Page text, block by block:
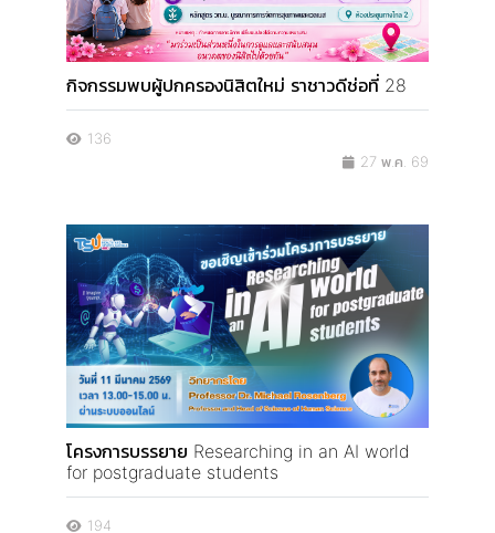
กิจกรรมพบผู้ปกครองนิสิตใหม่ ราชาวดีช่อที่ 28
136
27 พ.ค. 69
โครงการบรรยาย Researching in an AI world
for postgraduate students
194